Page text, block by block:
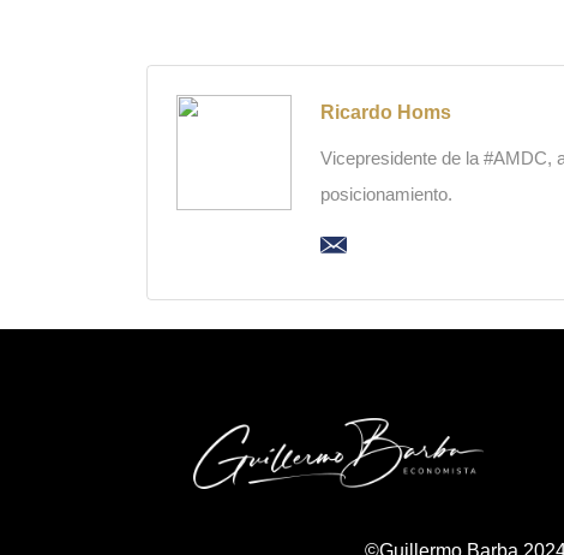
Ricardo Homs
Vicepresidente de la #AMDC,
posicionamiento.
©Guillermo Barba